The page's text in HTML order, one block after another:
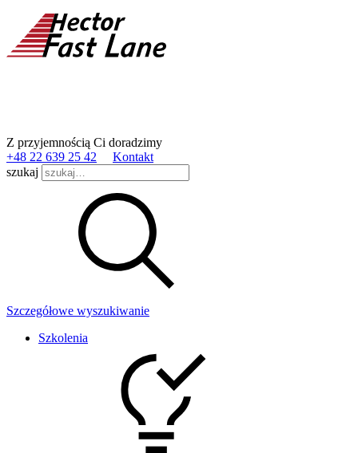
Z przyjemnością Ci doradzimy
+48 22 639 25 42
Kontakt
szukaj
Szczegółowe wyszukiwanie
Szkolenia